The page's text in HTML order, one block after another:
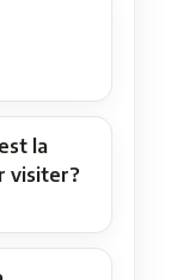
la
visiter?